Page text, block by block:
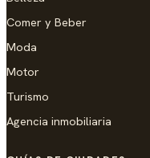
Comer y Beber
Moda
Motor
Turismo
Agencia inmobiliaria